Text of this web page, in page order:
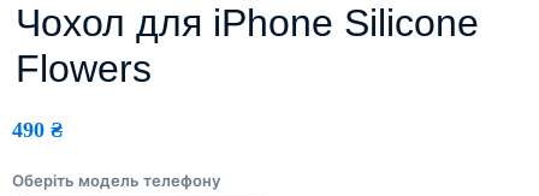
Чохол для iPhone Silicone
Flowers
490 ₴
Оберіть модель телефону